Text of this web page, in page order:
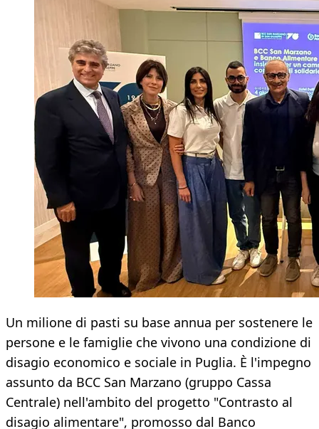
Un milione di pasti su base annua per sostenere le
persone e le famiglie che vivono una condizione di
disagio economico e sociale in Puglia. È l'impegno
assunto da BCC San Marzano (gruppo Cassa
Centrale) nell'ambito del progetto "Contrasto al
disagio alimentare", promosso dal Banco